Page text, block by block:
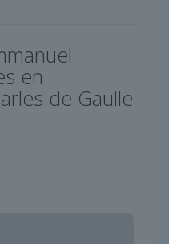
en
de Gaulle